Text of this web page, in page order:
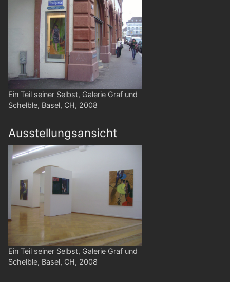
Ein Teil seiner Selbst, Galerie Graf und
Schelble, Basel, CH, 2008
Ausstellungsansicht
Ein Teil seiner Selbst, Galerie Graf und
Schelble, Basel, CH, 2008